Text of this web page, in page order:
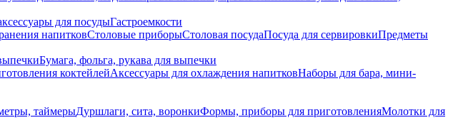
для посудыГастроемкости
напитковСтоловые приборыСтоловая посудаПосуда для сервировкиПредметы
Бумага, фольга, рукава для выпечки
коктейлейАксессуары для охлаждения напитковНаборы для бара, мини-
таймерыДуршлаги, сита, воронкиФормы, приборы для приготовленияМолотки для